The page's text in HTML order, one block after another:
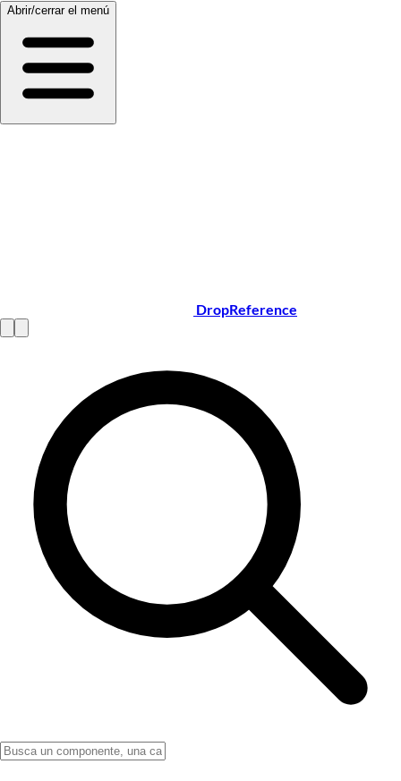
Abrir/cerrar el menú
DropReference